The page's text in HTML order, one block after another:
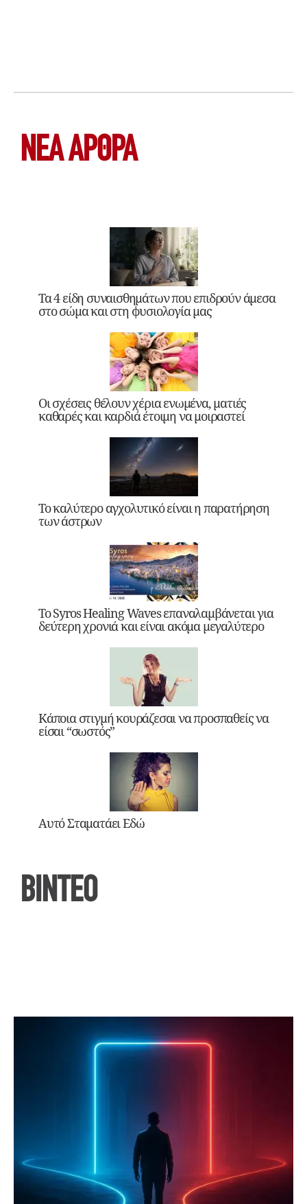
ΝΕΑ ΆΡΘΡΑ
Τα 4 είδη συναισθημάτων που επιδρούν άμεσα
στο σώμα και στη φυσιολογία μας
Οι σχέσεις θέλουν χέρια ενωμένα, ματιές
καθαρές και καρδιά έτοιμη να μοιραστεί
Το καλύτερο αγχολυτικό είναι η παρατήρηση
των άστρων
Το Syros Healing Waves επαναλαμβάνεται για
δεύτερη χρονιά και είναι ακόμα μεγαλύτερο
Κάποια στιγμή κουράζεσαι να προσπαθείς να
είσαι “σωστός”
Αυτό Σταματάει Εδώ
ΒΙΝΤΕΟ